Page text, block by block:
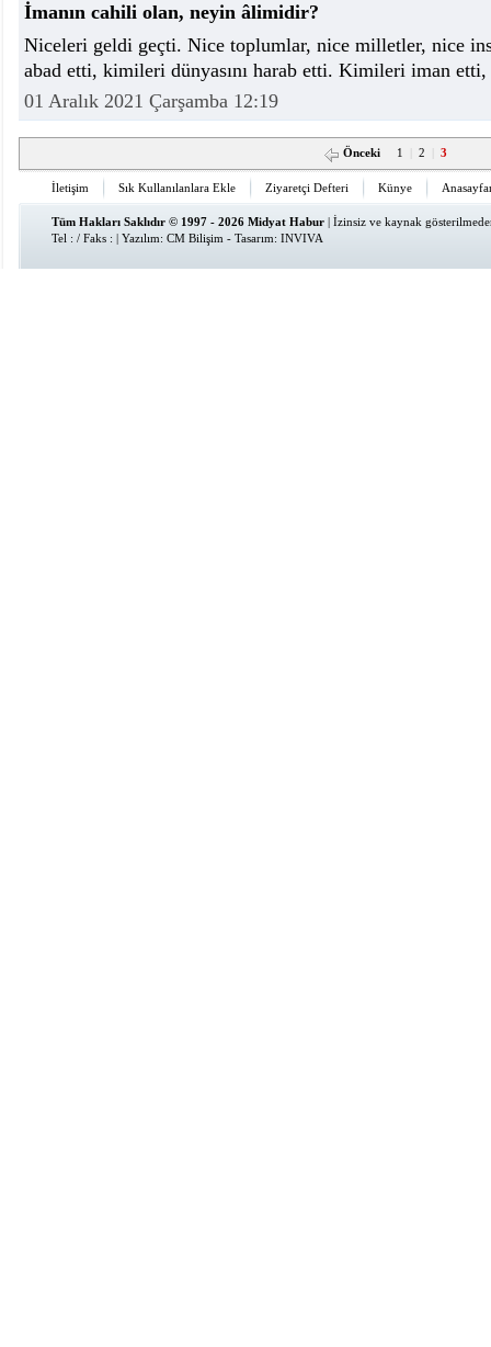
İmanın cahili olan, neyin âlimidir?
Niceleri geldi geçti. Nice toplumlar, nice milletler, nice
abad etti, kimileri dünyasını harab etti. Kimileri iman
01 Aralık 2021 Çarşamba 12:19
Önceki 1 2 3
İletişim Sık Kullanılanlara Ekle Ziyaretçi Defteri Künye
Tüm Hakları Saklıdır © 1997 - 2026 Midyat Habur | İzinsiz ve kaynak
Tel : / Faks : | Yazılım: CM Bilişim - Tasarım: INVIVA